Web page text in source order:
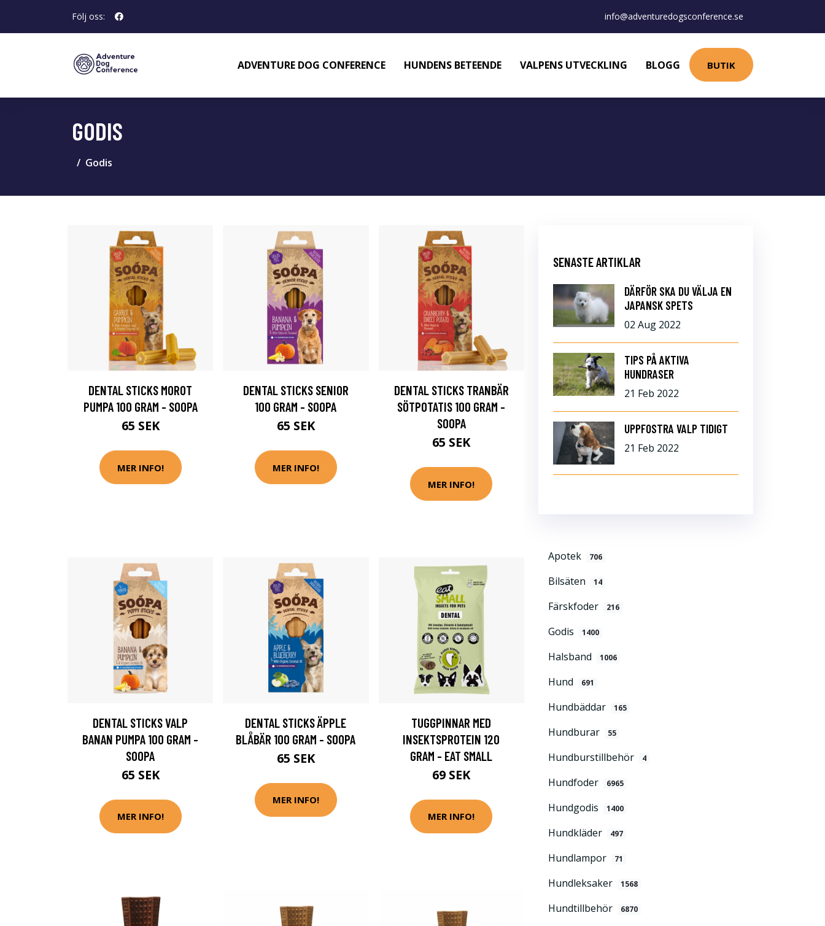
Följ oss: info@adventuredogsconference.se
ADVENTURE DOG CONFERENCE HUNDENS BETEENDE VALPENS UTVECKLING BLOGG BUTIK
GODIS
Godis
SENASTE ARTIKLAR
DÄRFÖR SKA DU VÄLJA EN
JAPANSK SPETS
02 Aug 2022
TIPS PÅ AKTIVA
HUNDRASER
21 Feb 2022
UPPFOSTRA VALP TIDIGT
21 Feb 2022
Apotek 706
Bilsäten 14
Färskfoder 216
Godis 1400
Halsband 1006
Hund 691
Hundbäddar 165
Hundburar 55
Hundburstillbehör 4
Hundfoder 6965
Hundgodis 1400
Hundkläder 497
Hundlampor 71
Hundleksaker 1568
Hundtillbehör 6870
DENTAL STICKS MOROT
PUMPA 100 GRAM - SOOPA
65 SEK
MER INFO!
DENTAL STICKS SENIOR
100 GRAM - SOOPA
65 SEK
MER INFO!
DENTAL STICKS TRANBÄR
SÖTPOTATIS 100 GRAM -
SOOPA
65 SEK
MER INFO!
DENTAL STICKS VALP
BANAN PUMPA 100 GRAM -
SOOPA
65 SEK
MER INFO!
DENTAL STICKS ÄPPLE
BLÅBÄR 100 GRAM - SOOPA
65 SEK
MER INFO!
TUGGPINNAR MED
INSEKTSPROTEIN 120
GRAM - EAT SMALL
69 SEK
MER INFO!